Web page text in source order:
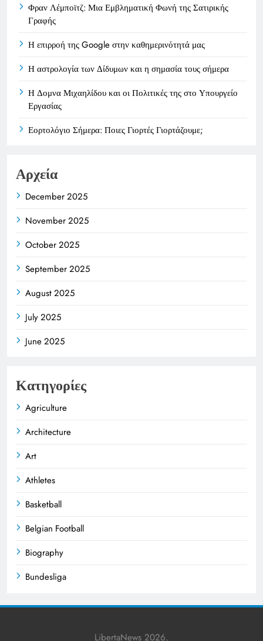
Φραν Λέμποϊτζ: Μια Εμβληματική Φωνή της Σατιρικής
Γραφής
Η επιρροή της Google στην καθημερινότητά μας
Η αστρολογία των Δίδυμων και η σημασία τους σήμερα
Η Δομνα Μιχαηλίδου και οι Πολιτικές της στο Υπουργείο
Εργασίας
Εορτολόγιο Σήμερα: Ποιες Γιορτές Γιορτάζουμε;
Αρχεία
December 2025
November 2025
October 2025
September 2025
August 2025
July 2025
June 2025
Κατηγορίες
Agriculture
Architecture
Art
Athletes
Basketball
Belgian Football
Biography
Bundesliga
LibertaNews 2026.